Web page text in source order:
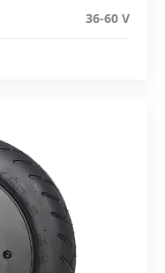
36-60 V